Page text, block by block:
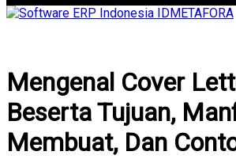
Mengenal Cover
Beserta Tujuan,
Membuat, Dan